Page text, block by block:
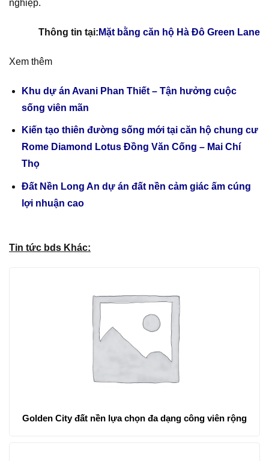
nghiệp.
Thông tin tại: Mặt bằng căn hộ Hà Đô Green Lane
Xem thêm
Khu dự án Avani Phan Thiết – Tận hưởng cuộc
sống viên mãn
Kiến tạo thiên đường sống mới tại căn hộ chung cư
Rome Diamond Lotus Đồng Văn Cống – Mai Chí
Thọ
Đất Nền Long An dự án đất nền cảm giác ấm cúng
lợi nhuận cao
Tin tức bds Khác:
Golden City đất nền lựa chọn đa dạng công viên rộng